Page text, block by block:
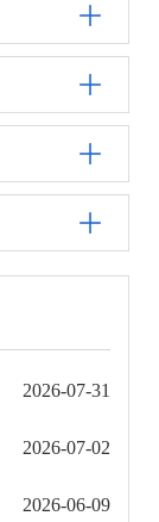
2026-07-31
2026-07-02
2026-06-09